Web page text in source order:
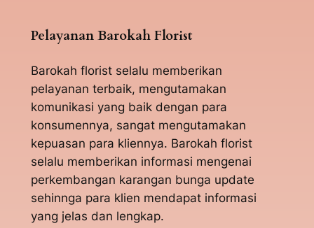
Pelayanan Barokah Florist
Barokah florist selalu memberikan
pelayanan terbaik, mengutamakan
komunikasi yang baik dengan para
konsumennya, sangat mengutamakan
kepuasan para kliennya. Barokah florist
selalu memberikan informasi mengenai
perkembangan karangan bunga update
sehinnga para klien mendapat informasi
yang jelas dan lengkap.